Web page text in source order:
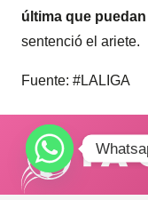
última que puedan
sentenció el ariete.
Fuente: #LALIGA